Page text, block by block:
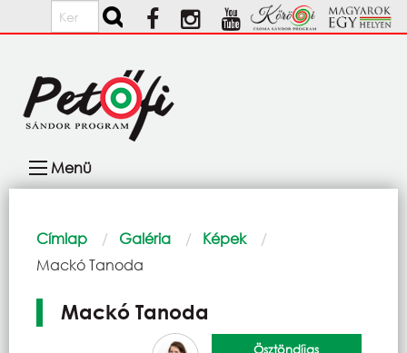
Ugrás a tartalomra
Keresés
navigáció
Menü
Morzsa
Címlap Galéria
Képek
Current:
Mackó Tanoda
Mackó Tanoda
Ösztöndíjas